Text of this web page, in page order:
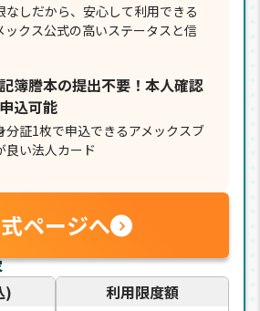
なしだから、安心して利用できる
ックス公式の高いステータスと信
簿謄本の提出不要！本人確認
込可能
分証1枚で申込できるアメックスブ
良い法人カード
ページへ
)
利用限度額